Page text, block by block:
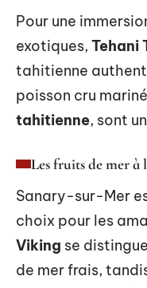
Pour une
exotiques, Tehani
tahitienne
poisson cru
tahitienne, sont
Les fruits de mer à
Sanary-sur-Mer
choix pour les
Viking se
de mer frais,